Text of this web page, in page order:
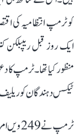
کو ٹرمپ انتظامیہ کی
منظور کیا تھا۔ ٹرمپ
ٹیکس دہندگان کو
ٹرمپ